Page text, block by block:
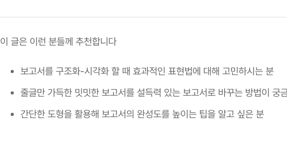
이 글은 이런 분들께 추천합니다
보고서를 구조화-시각화 할 때 효과적인 표현법에 대해 고민하시는 분
줄글만 가득한 밋밋한 보고서를 설득력 있는 보고서로 바꾸는 방법이 궁
간단한 도형을 활용해 보고서의 완성도를 높이는 팁을 알고 싶은 분